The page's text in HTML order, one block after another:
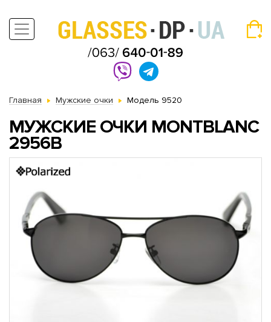
Главная Мужские очки Модель 9520
МУЖСКИЕ ОЧКИ MONTBLANC
2956B